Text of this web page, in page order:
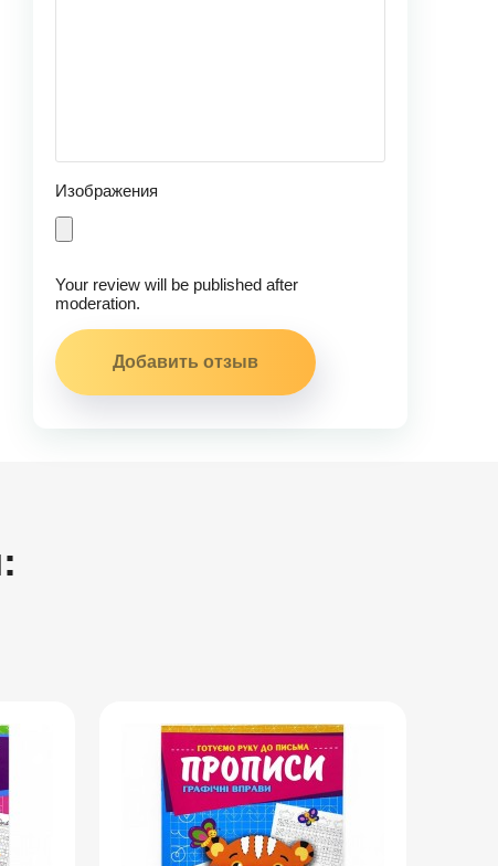
Изображения
Your review will be published after
moderation.